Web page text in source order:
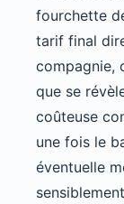
fourchette
tarif final
compagnie,
que se
coûteuse
une fois le
éventuelle